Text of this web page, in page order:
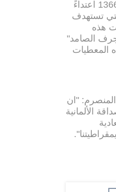
في نفس الوقت رصدت وزارة الداخلية الالمانية خلال العام 2015 ما مجموعه 1366 اعتداءً
التي تستهدف
كهذا. وأظهرت هذه
الصامد"
المعطيات
المنصرم: "ان
الألمانية